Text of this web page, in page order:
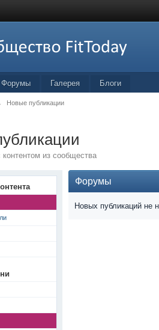
Форумы Галерея Блоги
Новые публикации
из сообщества
Форумы
Новых публикаций не